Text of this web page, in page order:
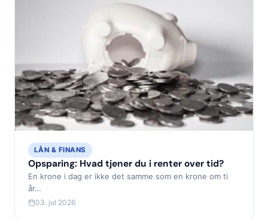
LÅN & FINANS
Opsparing: Hvad tjener du i renter over tid?
En krone i dag er ikke det samme som en krone om ti
år…
03. jul 2026